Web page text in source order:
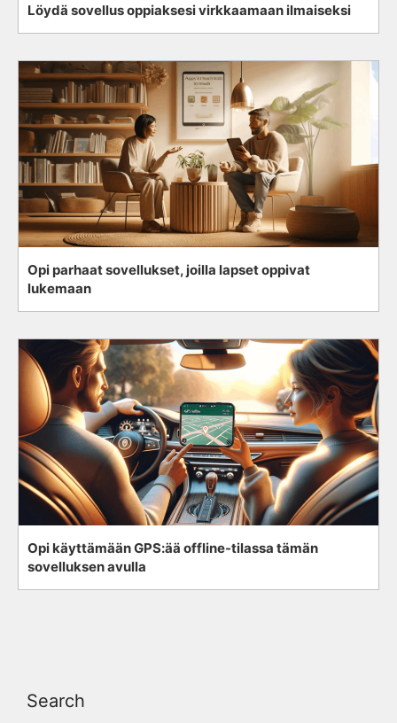
Löydä sovellus oppiaksesi virkkaamaan ilmaiseksi
Opi parhaat sovellukset, joilla lapset oppivat
lukemaan
Opi käyttämään GPS:ää offline-tilassa tämän
sovelluksen avulla
Search